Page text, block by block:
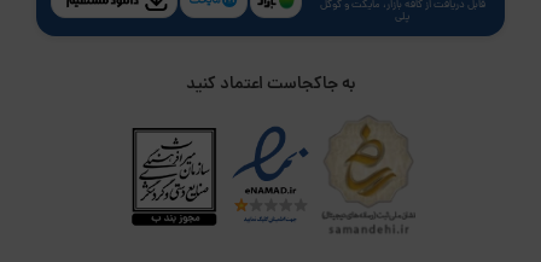
قابل دریافت از کافه بازار، مایکت و گوگل
پلی
به جاکجاست اعتماد کنید